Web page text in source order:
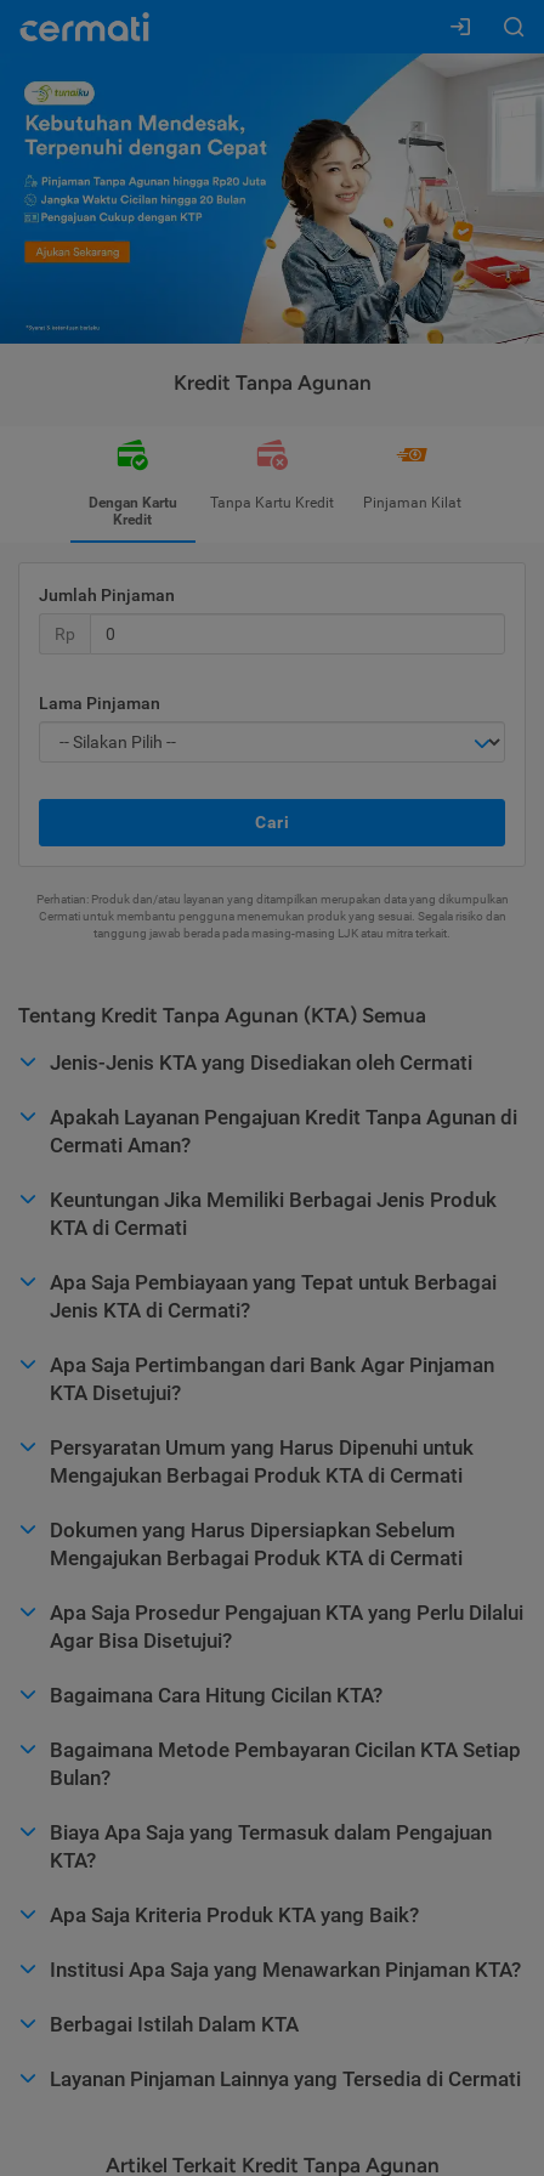
Kredit Tanpa Agunan
Dengan Kartu
Kredit
Tanpa Kartu Kredit Pinjaman Kilat
Jumlah Pinjaman
Rp
Lama Pinjaman
Cari
Perhatian: Produk dan/atau layanan yang ditampilkan merupakan data yang dikumpulkan
Cermati untuk membantu pengguna menemukan produk yang sesuai. Segala risiko dan
tanggung jawab berada pada masing-masing LJK atau mitra terkait.
Tentang Kredit Tanpa Agunan (KTA) Semua
Jenis-Jenis KTA yang Disediakan oleh Cermati
Apakah Layanan Pengajuan Kredit Tanpa Agunan di
Cermati Aman?
Keuntungan Jika Memiliki Berbagai Jenis Produk
KTA di Cermati
Apa Saja Pembiayaan yang Tepat untuk Berbagai
Jenis KTA di Cermati?
Apa Saja Pertimbangan dari Bank Agar Pinjaman
KTA Disetujui?
Persyaratan Umum yang Harus Dipenuhi untuk
Mengajukan Berbagai Produk KTA di Cermati
Dokumen yang Harus Dipersiapkan Sebelum
Mengajukan Berbagai Produk KTA di Cermati
Apa Saja Prosedur Pengajuan KTA yang Perlu Dilalui
Agar Bisa Disetujui?
Bagaimana Cara Hitung Cicilan KTA?
Bagaimana Metode Pembayaran Cicilan KTA Setiap
Bulan?
Biaya Apa Saja yang Termasuk dalam Pengajuan
KTA?
Apa Saja Kriteria Produk KTA yang Baik?
Institusi Apa Saja yang Menawarkan Pinjaman KTA?
Berbagai Istilah Dalam KTA
Layanan Pinjaman Lainnya yang Tersedia di Cermati
Artikel Terkait Kredit Tanpa Agunan